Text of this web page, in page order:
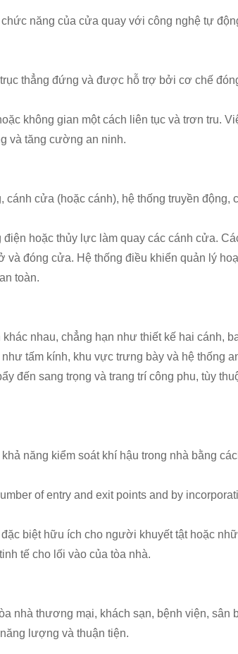
năng của cửa quay với công nghệ tự
thẳng đứng và được hỗ trợ bởi cơ chế
không gian một cách liên tục và trơn tru.
và tăng cường an ninh.
cửa (hoặc cánh), hệ thống truyền động,
hoặc thủy lực làm quay các cánh cửa.
đóng cửa. Hệ thống điều khiển quản lý
toàn.
nhau, chẳng hạn như thiết kế hai cánh,
tấm kính, khu vực trưng bày và hệ thống
đến sang trọng và trang trí công phu, tùy
năng kiểm soát khí hậu trong nhà bằng
of entry and exit points and by
biệt hữu ích cho người khuyết tật hoặc
tế cho lối vào của tòa nhà.
nhà thương mại, khách sạn, bệnh viện, sân
lượng và thuận tiện.